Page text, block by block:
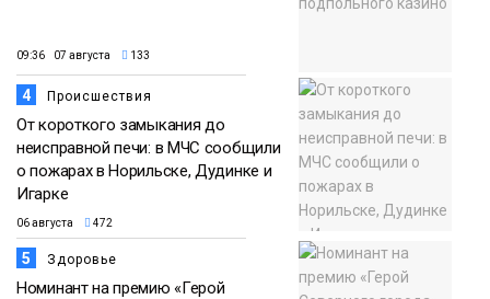
09:36 07 августа 133
4 Происшествия
От короткого замыкания до
неисправной печи: в МЧС сообщили
о пожарах в Норильске, Дудинке и
Игарке
06 августа 472
5 Здоровье
Номинант на премию «Герой